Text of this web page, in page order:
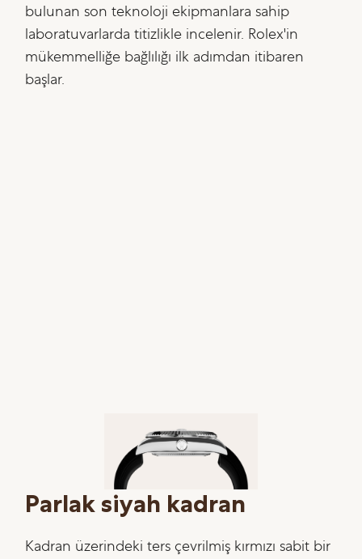
bulunan son teknoloji ekipmanlara sahip
laboratuvarlarda titizlikle incelenir. Rolex'in
mükemmelliğe bağlılığı ilk adımdan itibaren
başlar.
Parlak siyah kadran
Kadran üzerindeki ters çevrilmiş kırmızı sabit bir